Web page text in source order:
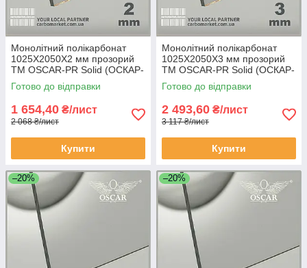
Монолітний полікарбонат
1025Х2050Х2 мм прозорий
TM OSCAR-PR Solid (ОСКАР-
Преміум) Сербія
Готово до відправки
1 654,40 ₴/лист
2 068 ₴/лист
Купити
Монолітний полікарбонат
1025Х2050Х3 мм прозорий
TM OSCAR-PR Solid (ОСКАР-
Преміум) Сербія
Готово до відправки
2 493,60 ₴/лист
3 117 ₴/лист
Купити
–20% –20%